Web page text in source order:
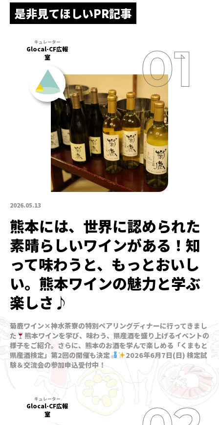
是非見てほしいPR記事
2026.05.13
Glocal-CF広報
室
熊本には、世界に認められた
素晴らしいワインがある！知
って味わうと、もっとおいし
い。熊本ワインの魅力と学ぶ
楽しさ♪
菊鹿ワイン×神水茶寮の特別ペアリングディナーに行ってきまし
た
熊本ワインを学び、味わう、県産酒を盛り上げるイベントの
様子をご紹介。さらに、熊本のお酒を学んで楽しめる「くまもと
県産酒検定」第2回の開催も決定
2026年6月7日(日) 検定試
験＆交流会の参加申込受付中！
Glocal-CF広報
室